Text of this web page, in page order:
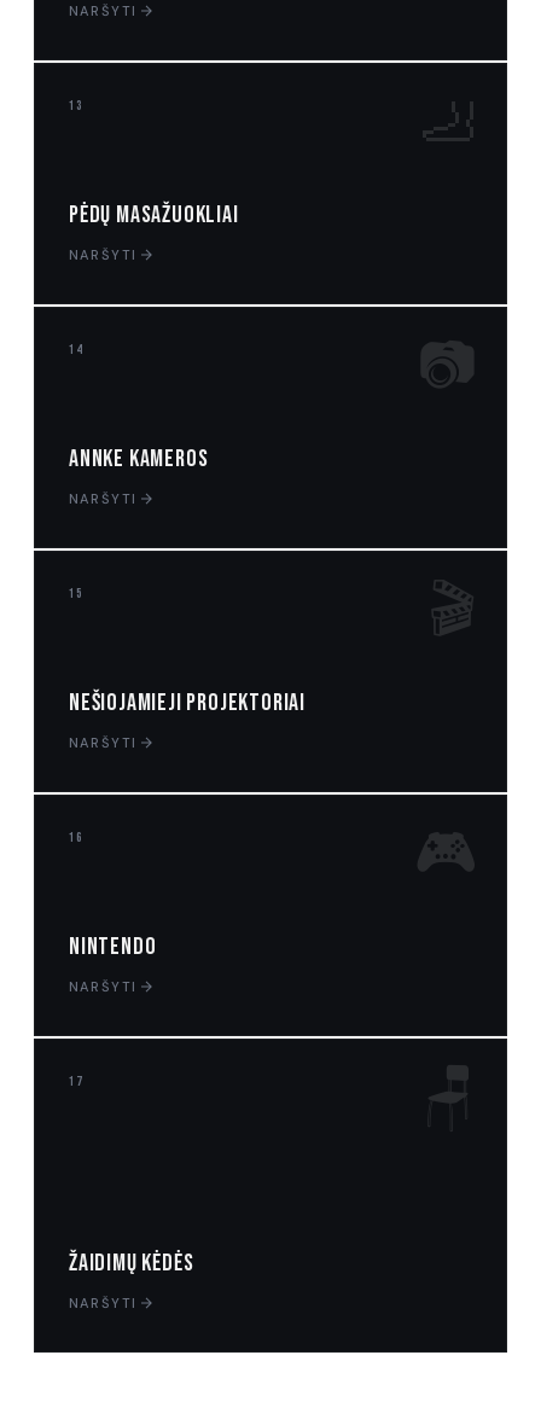
NARŠYTI
13 🦶
Pėdų masažuokliai
NARŠYTI
14 📷
ANNKE kameros
NARŠYTI
15 🎬
Nešiojamieji projektoriai
NARŠYTI
16 🎮
Nintendo
NARŠYTI
17 🪑
Žaidimų kėdės
NARŠYTI